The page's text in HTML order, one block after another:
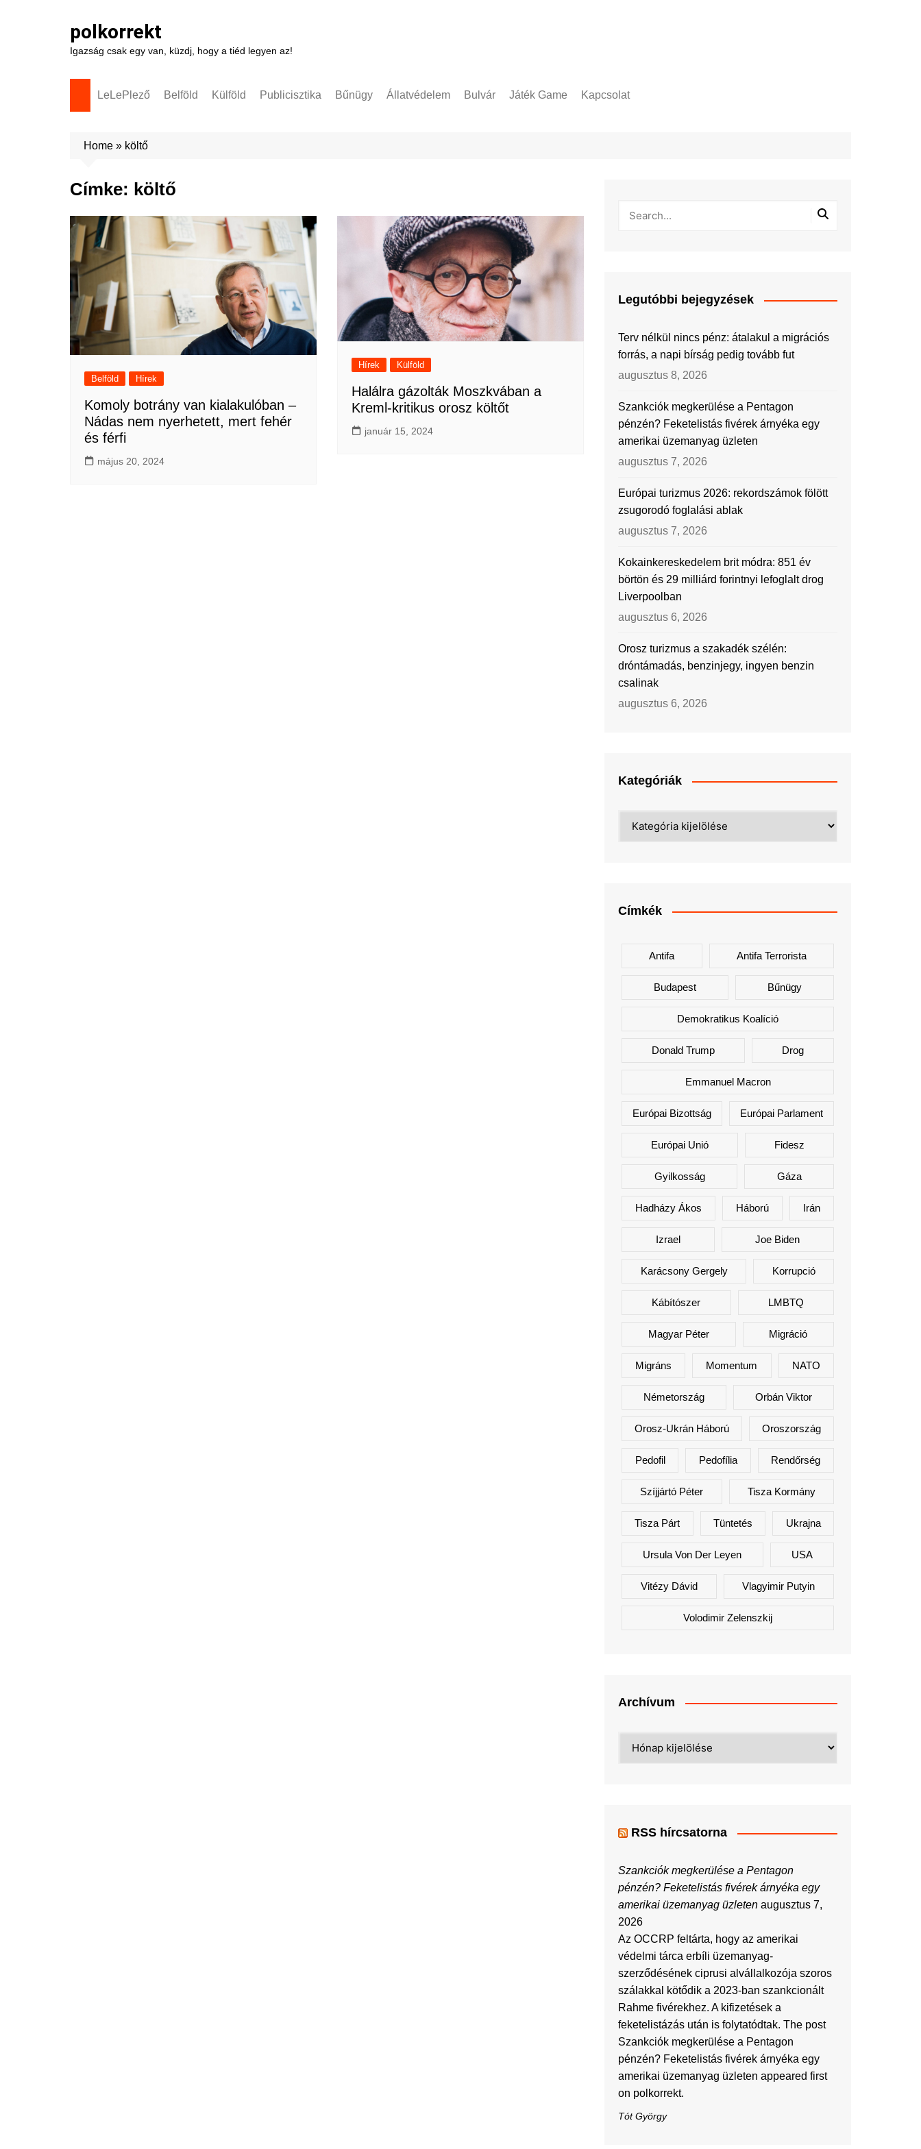
polkorrekt
Igazság csak egy van, küzdj, hogy a tiéd legyen az!
LeLePlező Belföld Külföld Publicisztika Bűnügy Állatvédelem Bulvár Játék Game Kapcsolat
Home » költő
Címke: költő
Belföld Hírek
Komoly botrány van kialakulóban –
Nádas nem nyerhetett, mert fehér
és férfi
május 20, 2024
Hírek Külföld
Halálra gázolták Moszkvában a
Kreml-kritikus orosz költőt
január 15, 2024
Legutóbbi bejegyzések
Terv nélkül nincs pénz: átalakul a migrációs
forrás, a napi bírság pedig tovább fut
augusztus 8, 2026
Szankciók megkerülése a Pentagon
pénzén? Feketelistás fivérek árnyéka egy
amerikai üzemanyag üzleten
augusztus 7, 2026
Európai turizmus 2026: rekordszámok fölött
zsugorodó foglalási ablak
augusztus 7, 2026
Kokainkereskedelem brit módra: 851 év
börtön és 29 milliárd forintnyi lefoglalt drog
Liverpoolban
augusztus 6, 2026
Orosz turizmus a szakadék szélén:
dróntámadás, benzinjegy, ingyen benzin
csalinak
augusztus 6, 2026
Kategóriák
Címkék
Antifa Antifa Terrorista
Budapest Bűnügy
Demokratikus Koalíció
Donald Trump Drog
Emmanuel Macron
Európai Bizottság Európai Parlament
Európai Unió Fidesz
Gyilkosság Gáza
Hadházy Ákos Háború Irán
Izrael Joe Biden
Karácsony Gergely Korrupció
Kábítószer LMBTQ
Magyar Péter Migráció
Migráns Momentum NATO
Németország Orbán Viktor
Orosz-Ukrán Háború Oroszország
Pedofil Pedofília Rendőrség
Szíjjártó Péter Tisza Kormány
Tisza Párt Tüntetés Ukrajna
Ursula Von Der Leyen USA
Vitézy Dávid Vlagyimir Putyin
Volodimir Zelenszkij
Archívum
RSS hírcsatorna
Szankciók megkerülése a Pentagon
pénzén? Feketelistás fivérek árnyéka egy
amerikai üzemanyag üzleten augusztus 7,
2026
Az OCCRP feltárta, hogy az amerikai
védelmi tárca erbíli üzemanyag-
szerződésének ciprusi alvállalkozója szoros
szálakkal kötődik a 2023-ban szankcionált
Rahme fivérekhez. A kifizetések a
feketelistázás után is folytatódtak. The post
Szankciók megkerülése a Pentagon
pénzén? Feketelistás fivérek árnyéka egy
amerikai üzemanyag üzleten appeared first
on polkorrekt.
Tót György